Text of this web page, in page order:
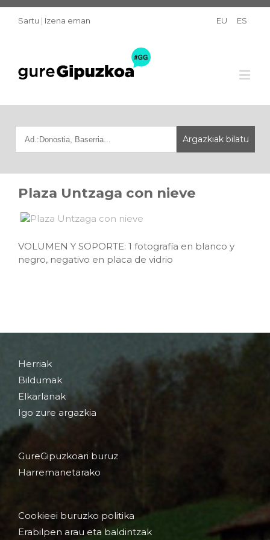
Sartu | Izena eman EU ES
Plaza Untzaga con nieve
VOLUMEN Y SOPORTE: 1 fotografía en blanco y
negro, negativo en placa de vidrio
Herriak
Bildumak
Elkarlanak
Igo zure argazkia
GureGipuzkoari buruz
Harremanetarako
Cookieei buruzko politika
Erabilpen arau eta baldintzak